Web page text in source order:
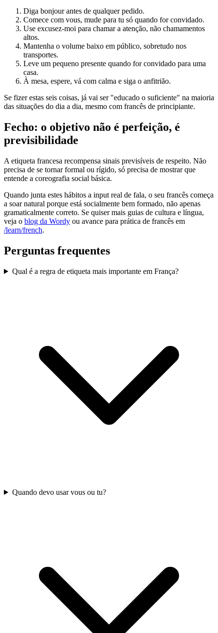
Diga bonjour antes de qualquer pedido.
Comece com vous, mude para tu só quando for convidado.
Use excusez-moi para chamar a atenção, não chamamentos
altos.
Mantenha o volume baixo em público, sobretudo nos
transportes.
Leve um pequeno presente quando for convidado para uma
casa.
À mesa, espere, vá com calma e siga o anfitrião.
Se fizer estas seis coisas, já vai ser "educado o suficiente" na maioria
das situações do dia a dia, mesmo com francês de principiante.
Fecho: o objetivo não é perfeição, é
previsibilidade
A etiqueta francesa recompensa sinais previsíveis de respeito. Não
precisa de se tornar formal ou rígido, só precisa de mostrar que
entende a coreografia social básica.
Quando junta estes hábitos a input real de fala, o seu francês começa
a soar natural porque está socialmente bem formado, não apenas
gramaticalmente correto. Se quiser mais guias de cultura e língua,
veja o blog da Wordy ou avance para prática de francês em
/learn/french.
Perguntas frequentes
Qual é a regra de etiqueta mais importante em França?
Quando devo usar vous ou tu?